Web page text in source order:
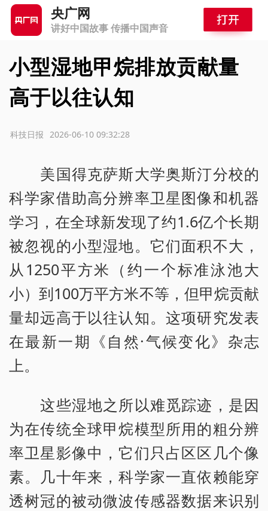
央广网
讲好中国故事 传播中国声音
小型湿地甲烷排放贡献量
高于以往认知
2026-06-10 09:32:28
科技日报
美国得克萨斯大学奥斯汀分校的
科学家借助高分辨率卫星图像和机器
学习，在全球新发现了约1.6亿个长期
被忽视的小型湿地。它们面积不大，
从1250平方米（约一个标准泳池大
小）到100万平方米不等，但甲烷贡献
量却远高于以往认知。这项研究发表
在最新一期《自然·气候变化》杂志
上。
这些湿地之所以难觅踪迹，是因
为在传统全球甲烷模型所用的粗分辨
率卫星影像中，它们只占区区几个像
素。几十年来，科学家一直依赖能穿
透树冠的被动微波传感器数据来识别